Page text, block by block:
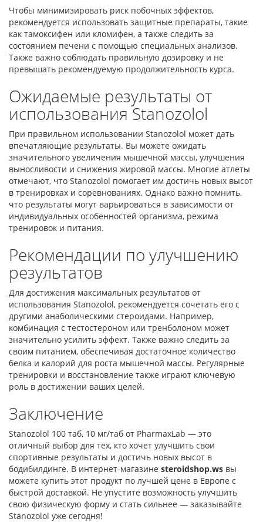
Чтобы минимизировать риск побочных эффектов,
рекомендуется использовать защитные препараты, такие
как тамоксифен или кломифен, а также следить за
состоянием печени с помощью специальных анализов.
Также важно соблюдать правильную дозировку и не
превышать рекомендуемую продолжительность курса.
Ожидаемые результаты от
использования Stanozolol
При правильном использовании Stanozolol может дать
впечатляющие результаты. Вы можете ожидать
значительного увеличения мышечной массы, улучшения
выносливости и снижения жировой массы. Многие атлеты
отмечают, что Stanozolol помогает им достичь новых высот
в тренировках и соревнованиях. Однако важно помнить,
что результаты могут варьироваться в зависимости от
индивидуальных особенностей организма, режима
тренировок и питания.
Рекомендации по улучшению
результатов
Для достижения максимальных результатов от
использования Stanozolol, рекомендуется сочетать его с
другими анаболическими стероидами. Например,
комбинация с тестостероном или тренболоном может
значительно усилить эффект. Также важно следить за
своим питанием, обеспечивая достаточное количество
белка и калорий для роста мышечной массы. Регулярные
тренировки и восстановление также играют ключевую
роль в достижении ваших целей.
Заключение
Stanozolol 100 таб, 10 мг/таб от PharmaxLab — это
отличный выбор для тех, кто хочет улучшить свои
спортивные результаты и достичь новых высот в
бодибилдинге. В интернет-магазине steroidshop.ws вы
можете купить этот продукт по лучшей цене в Европе с
быстрой доставкой. Не упустите возможность улучшить
свою физическую форму и стать сильнее — заказывайте
Stanozolol уже сегодня!